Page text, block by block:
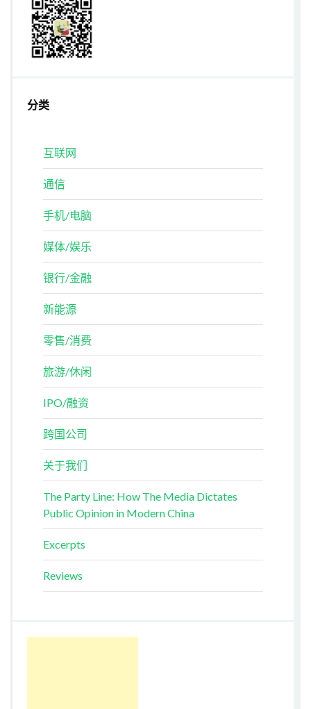
分类
互联网
通信
手机/电脑
媒体/娱乐
银行/金融
新能源
零售/消费
旅游/休闲
IPO/融资
跨国公司
关于我们
The Party Line: How The Media Dictates
Public Opinion in Modern China
Excerpts
Reviews